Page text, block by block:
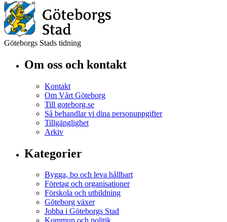
Göteborgs Stads tidning
Om oss och kontakt
Kontakt
Om Vårt Göteborg
Till goteborg.se
Så behandlar vi dina personuppgifter
Tillgänglighet
Arkiv
Kategorier
Bygga, bo och leva hållbart
Företag och organisationer
Förskola och utbildning
Göteborg växer
Jobba i Göteborgs Stad